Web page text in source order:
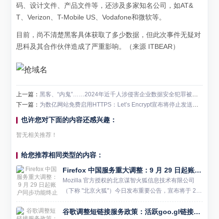
码、设计文件、产品文件等，还涉及多家知名公司，如AT&
T、Verizon、T-Mobile US、Vodafone和微软等。
目前，尚不清楚黑客具体获取了多少数据，但此次事件无疑对
思科及其合作伙伴造成了严重影响。（来源 ITBEAR）
上一篇：黑客、“内鬼”……2024年近千人涉侵害企业数据安全犯罪被检察机关起诉！
下一篇： 为数亿网站免费启用HTTPS：Let’s Encrypt宣布将停止发送证书到期邮件通知
也许您对下面的内容还感兴趣：
暂无相关推荐！
给您推荐相同类型的内容：
Firefox 中国服务重大调整：9 月 29 日起账户同步功能终止 浏览器服务不受影响
Mozilla 官方授权的北京谋智火狐信息技术有限公司
（下称 "北京火狐"）今日发布重要公告，宣布将于 20
25 年 9 月 29 日起终止在中国的多项运营服务。此次
调整涉及火狐通行证账户、中文官方网站及...
谷歌调整短链接服务政策：活跃goo.gl链接将获保留